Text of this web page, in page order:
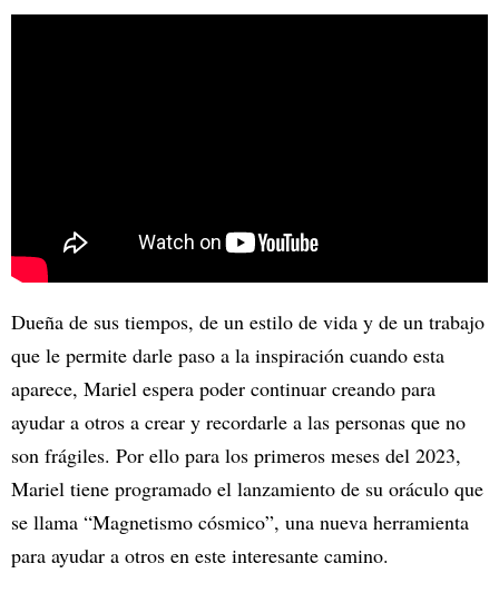
Dueña de sus tiempos, de un estilo de vida y de un trabajo
que le permite darle paso a la inspiración cuando esta
aparece, Mariel espera poder continuar creando para
ayudar a otros a crear y recordarle a las personas que no
son frágiles. Por ello para los primeros meses del 2023,
Mariel tiene programado el lanzamiento de su oráculo que
se llama “Magnetismo cósmico”, una nueva herramienta
para ayudar a otros en este interesante camino.